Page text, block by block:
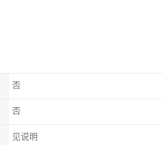
否
否
见说明